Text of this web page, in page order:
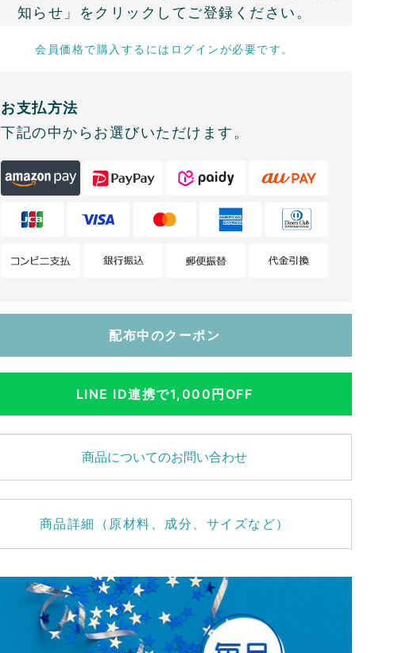
知らせ」をクリックしてご登録ください。
会員価格で購入するにはログインが必要です。
お支払方法
下記の中からお選びいただけます。
配布中のクーポン
LINE ID連携で1,000円OFF
商品についてのお問い合わせ
商品詳細（原材料、成分、サイズなど）